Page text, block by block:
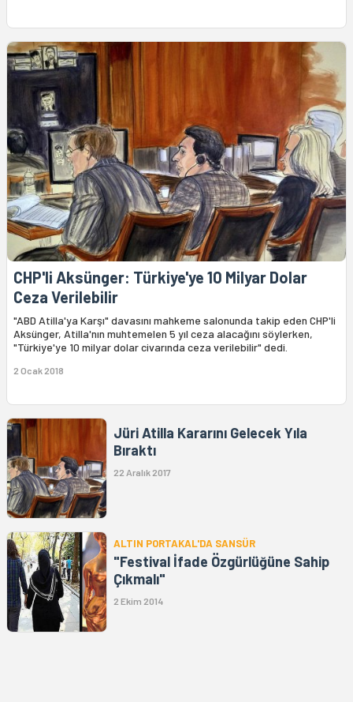
CHP'li Aksünger: Türkiye'ye 10 Milyar Dolar
Ceza Verilebilir
"ABD Atilla'ya Karşı" davasını mahkeme salonunda takip eden CHP'li
Aksünger, Atilla'nın muhtemelen 5 yıl ceza alacağını söylerken,
"Türkiye'ye 10 milyar dolar civarında ceza verilebilir" dedi.
2 Ocak 2018
Jüri Atilla Kararını Gelecek Yıla
Bıraktı
22 Aralık 2017
ALTIN PORTAKAL'DA SANSÜR
"Festival İfade Özgürlüğüne Sahip
Çıkmalı"
2 Ekim 2014